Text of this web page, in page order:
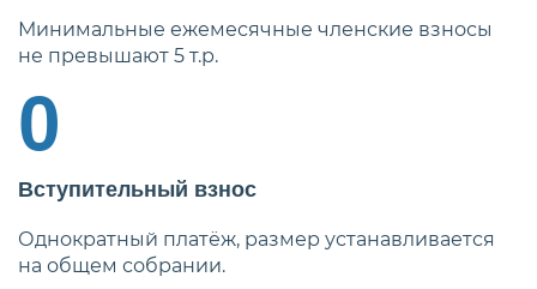
Минимальные ежемесячные членские взносы
не превышают 5 т.р.
0
Вступительный взнос
Однократный платёж, размер устанавливается
на общем собрании.